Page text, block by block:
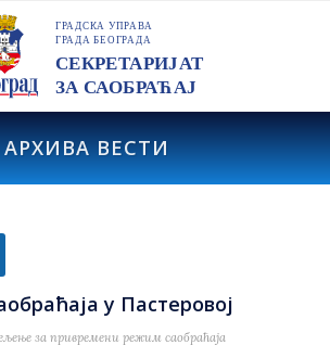
АРХИВА ВЕСТИ
у Пастеровој
за привремени режим саобраћаја